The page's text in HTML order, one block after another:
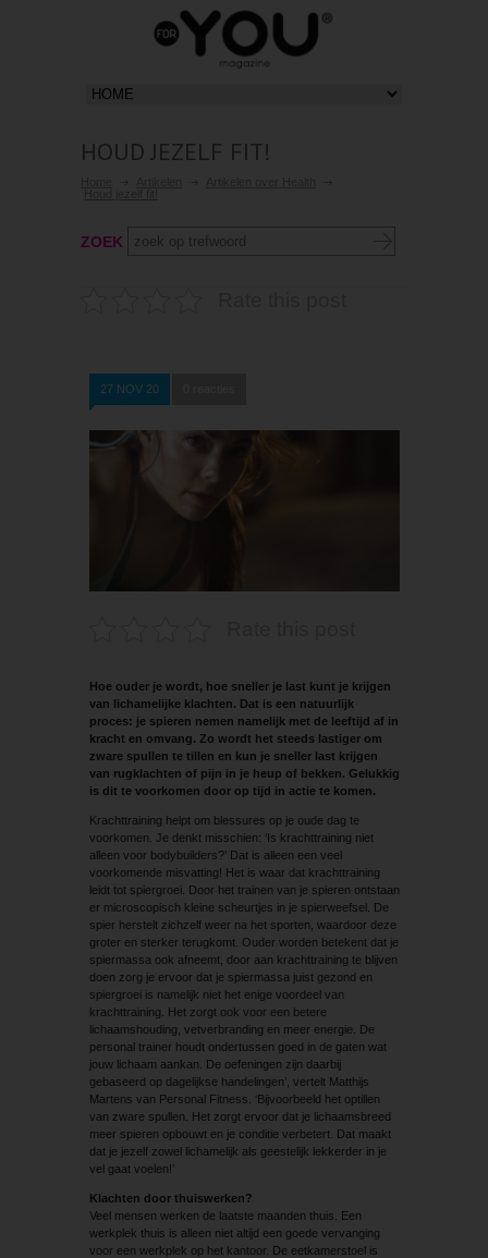
HOUD JEZELF FIT!
ZOEK
27 NOV 20
Hoe ouder je wordt, hoe sneller je last kunt je krijgen
van lichamelijke klachten. Dat is een natuurlijk
proces: je spieren nemen namelijk met de leeftijd af in
kracht en omvang. Zo wordt het steeds lastiger om
zware spullen te tillen en kun je sneller last krijgen
van rugklachten of pijn in je heup of bekken. Gelukkig
is dit te voorkomen door op tijd in actie te komen.
Krachttraining helpt om blessures op je oude dag te
voorkomen. Je denkt misschien: ‘Is krachttraining niet
alleen voor bodybuilders?’ Dat is alleen een veel
voorkomende misvatting! Het is waar dat krachttraining
leidt tot spiergroei. Door het trainen van je spieren ontstaan
er microscopisch kleine scheurtjes in je spierweefsel. De
spier herstelt zichzelf weer na het sporten, waardoor deze
groter en sterker terugkomt. Ouder worden betekent dat je
spiermassa ook afneemt, door aan krachttraining te blijven
doen zorg je ervoor dat je spiermassa juist gezond en
spiergroei is namelijk niet het enige voordeel van
krachttraining. Het zorgt ook voor een betere
lichaamshouding, vetverbranding en meer energie. De
personal trainer houdt ondertussen goed in de gaten wat
jouw lichaam aankan. De oefeningen zijn daarbij
gebaseerd op dagelijkse handelingen’, vertelt Matthijs
Martens van Personal Fitness. ‘Bijvoorbeeld het optillen
van zware spullen. Het zorgt ervoor dat je lichaamsbreed
meer spieren opbouwt en je conditie verbetert. Dat maakt
dat je jezelf zowel lichamelijk als geestelijk lekkerder in je
vel gaat voelen!’
Klachten door thuiswerken?
Veel mensen werken de laatste maanden thuis. Een
werkplek thuis is alleen niet altijd een goede vervanging
voor een werkplek op het kantoor. De eetkamerstoel is